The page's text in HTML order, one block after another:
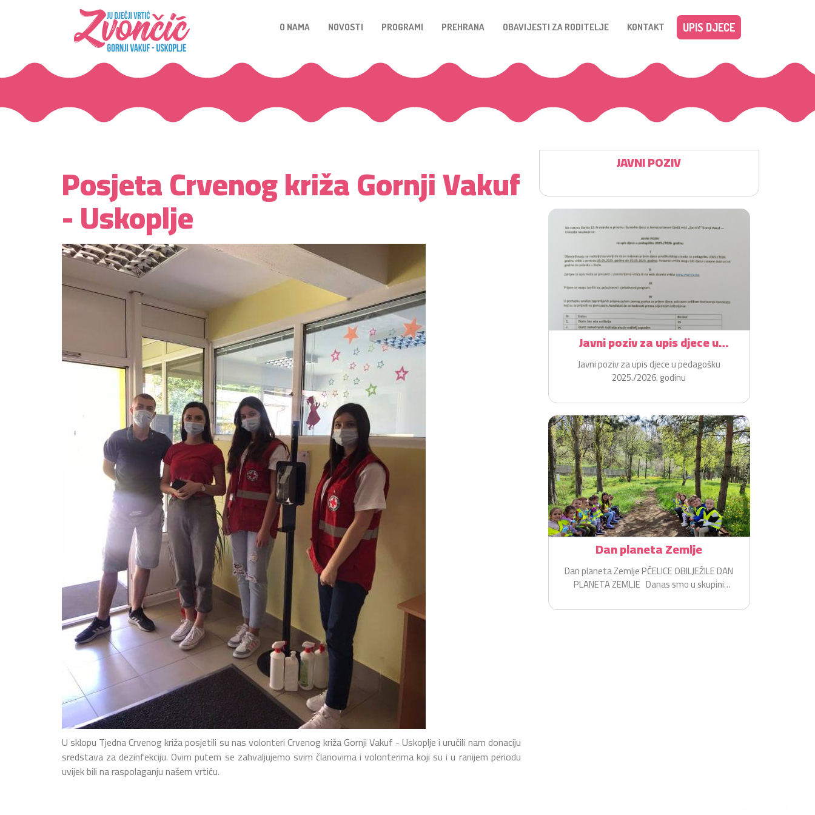
O NAMA NOVOSTI PROGRAMI PREHRANA OBAVIJESTI ZA RODITELJE KONTAKT UPIS DJECE
Posjeta Crvenog križa Gornji Vakuf
- Uskoplje
U sklopu Tjedna Crvenog križa posjetili su nas volonteri Crvenog križa Gornji Vakuf - Uskoplje i uručili nam donaciju
sredstava za dezinfekciju. Ovim putem se zahvaljujemo svim članovima i volonterima koji su i u ranijem periodu
uvijek bili na raspolaganju našem vrtiću.
JAVNI POZIV
Javni poziv za upis djece u
pedagošku 2025./2026. godinu
Javni poziv za upis djece u pedagošku
2025./2026. godinu
Dan planeta Zemlje
Dan planeta Zemlje PČELICE OBILJEŽILE DAN
PLANETA ZEMLJE Danas smo u skupini